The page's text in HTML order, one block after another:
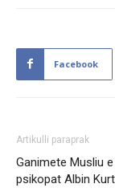
Facebook
Artikulli paraprak
Ganimete Musliu
psikopat Albin